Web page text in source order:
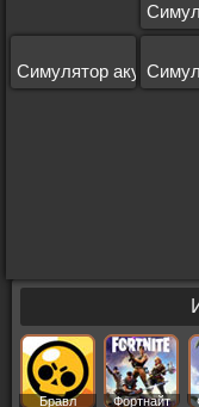
Симулятор акулы
Бравл Фортнайт